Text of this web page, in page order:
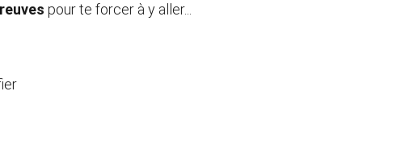
pour te forcer à y aller...